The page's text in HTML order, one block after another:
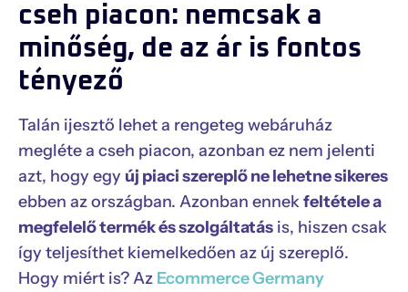
cseh piacon: nemcsak a
minőség, de az ár is fontos
tényező
Talán ijesztő lehet a rengeteg webáruház
megléte a cseh piacon, azonban ez nem jelenti
azt, hogy egy új piaci szereplő ne lehetne sikeres
ebben az országban. Azonban ennekfeltétele a
megfelelő termék és szolgáltatás is, hiszen csak
így teljesíthet kiemelkedően az új szereplő.
Hogy miért is? Az Ecommerce Germany